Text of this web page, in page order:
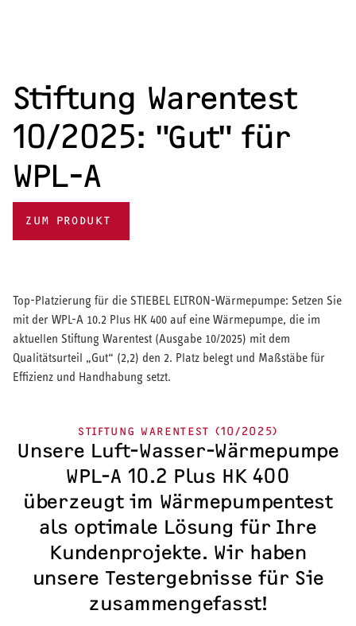
Neuheiten & Highlights 2026
Stiftung Warentest
10/2025: "Gut" für
WPL-A
ZUM PRODUKT
Top-Platzierung für die STIEBEL ELTRON-Wärmepumpe: Setzen Sie
mit der WPL-A 10.2 Plus HK 400 auf eine Wärmepumpe, die im
aktuellen Stiftung Warentest (Ausgabe 10/2025) mit dem
Qualitätsurteil „Gut“ (2,2) den 2. Platz belegt und Maßstäbe für
Effizienz und Handhabung setzt.
STIFTUNG WARENTEST (10/2025)
Unsere Luft-Wasser-Wärmepumpe
WPL-A 10.2 Plus HK 400
überzeugt im Wärmepumpentest
als optimale Lösung für Ihre
Kundenprojekte. Wir haben
unsere Testergebnisse für Sie
zusammengefasst!